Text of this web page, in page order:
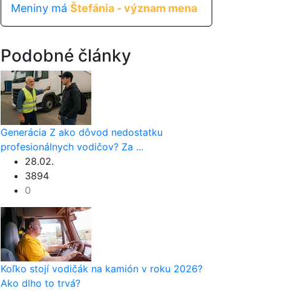
Meniny má Štefánia - význam mena
Podobné články
Generácia Z ako dôvod nedostatku
profesionálnych vodičov? Za ...
28.02.
3894
0
Koľko stojí vodičák na kamión v roku 2026?
Ako dlho to trvá?